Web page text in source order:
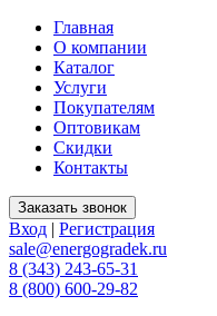
Главная
О компании
Каталог
Услуги
Покупателям
Оптовикам
Скидки
Контакты
Вход | Регистрация
sale@energogradek.ru
8 (343) 243-65-31
8 (800) 600-29-82